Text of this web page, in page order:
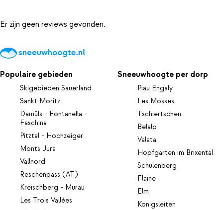
Er zijn geen reviews gevonden.
Populaire gebieden
Skigebieden Sauerland
Sankt Moritz
Damüls - Fontanella -
Faschina
Pitztal - Hochzeiger
Monts Jura
Vallnord
Reschenpass (AT)
Kreischberg - Murau
Les Trois Vallées
Sneeuwhoogte per dorp
Piau Engaly
Les Mosses
Tschiertschen
Belalp
Valata
Hopfgarten im Brixental
Schulenberg
Flaine
Elm
Königsleiten